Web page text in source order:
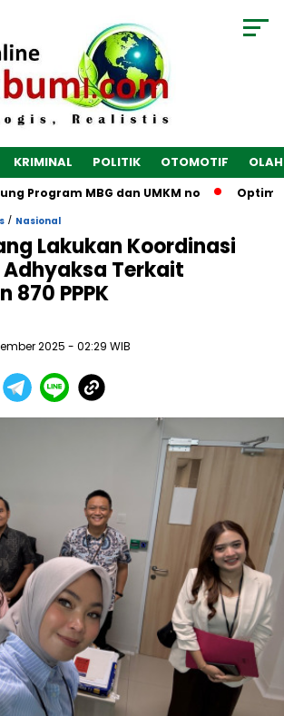
KRIMINAL POLITIK OTOMOTIF
Program MBG dan UMKM no
/ Nasional
Lakukan Koordinasi
Adhyaksa Terkait
870 PPPK
2025 - 02:29 WIB